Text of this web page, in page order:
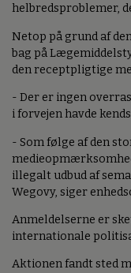
helbredsproblemer,
Netop på grund af
bag på
den receptpligtige
- Der er ingen
i forvejen havde
- Som følge af den
illegalt udbud af
Wegovy, siger
Anmeldelserne er
internationale
Aktionen fandt sted